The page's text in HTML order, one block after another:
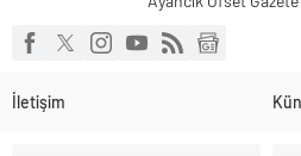
İletişim